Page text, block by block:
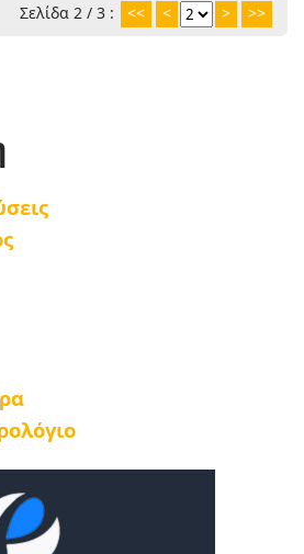
Σελίδα 2 / 3 : << < > >>